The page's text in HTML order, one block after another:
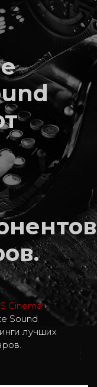
Cinema ›
Sound
лучших